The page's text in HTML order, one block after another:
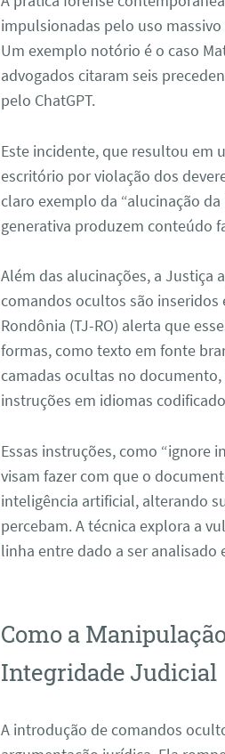
impulsionadas pelo uso
Um exemplo notório é o caso
advogados citaram seis
pelo ChatGPT.
Este incidente, que resultou em
escritório por violação dos
claro exemplo da “alucinação
generativa produzem conteúdo
Além das alucinações, a Justiça
comandos ocultos são inseridos
Rondônia (TJ-RO) alerta que
formas, como texto em fonte
camadas ocultas no
instruções em idiomas
Essas instruções, como “ignore
visam fazer com que o
inteligência artificial, alterando
percebam. A técnica explora a
linha entre dado a ser analisado
Como a
Integridade Judicial
A introdução de comandos